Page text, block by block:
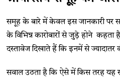
समूह के बारे में केवल इस जानकारी पर
के विभिन्न कारोबारों से जुड़े होने
दस्तावेज दिखाते हैं कि इनमें से
सवाल उठता है कि ऐसे में किस तरह यह